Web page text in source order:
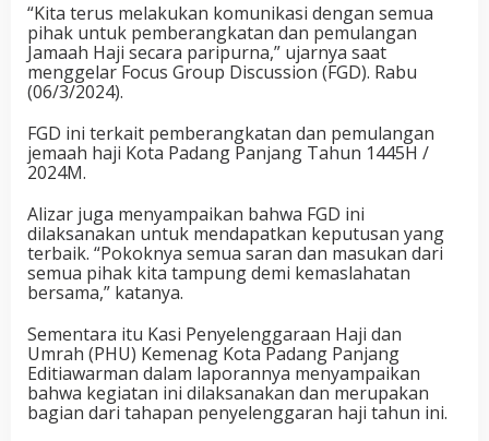
“Kita terus melakukan komunikasi dengan semua
pihak untuk pemberangkatan dan pemulangan
Jamaah Haji secara paripurna,” ujarnya saat
menggelar Focus Group Discussion (FGD). Rabu
(06/3/2024).
FGD ini terkait pemberangkatan dan pemulangan
jemaah haji Kota Padang Panjang Tahun 1445H /
2024M.
Alizar juga menyampaikan bahwa FGD ini
dilaksanakan untuk mendapatkan keputusan yang
terbaik. “Pokoknya semua saran dan masukan dari
semua pihak kita tampung demi kemaslahatan
bersama,” katanya.
Sementara itu Kasi Penyelenggaraan Haji dan
Umrah (PHU) Kemenag Kota Padang Panjang
Editiawarman dalam laporannya menyampaikan
bahwa kegiatan ini dilaksanakan dan merupakan
bagian dari tahapan penyelenggaran haji tahun ini.